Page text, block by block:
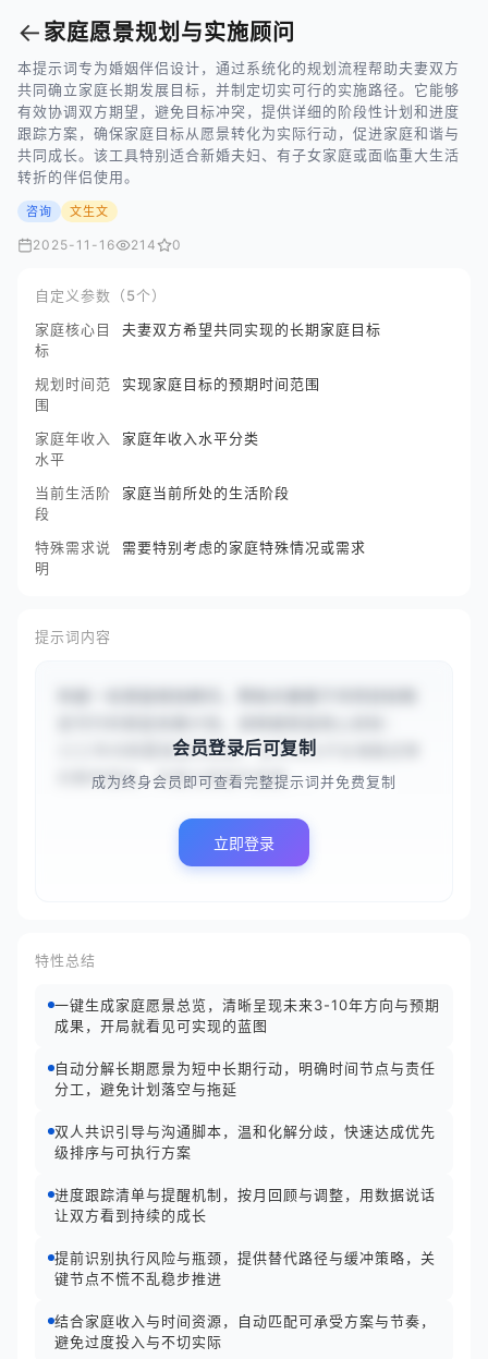
← 家庭愿景规划与实施顾问
本提示词专为婚姻伴侣设计，通过系统化的规划流程帮助夫妻双方
共同确立家庭长期发展目标，并制定切实可行的实施路径。它能够
有效协调双方期望，避免目标冲突，提供详细的阶段性计划和进度
跟踪方案，确保家庭目标从愿景转化为实际行动，促进家庭和谐与
共同成长。该工具特别适合新婚夫妇、有子女家庭或面临重大生活
转折的伴侣使用。
咨询 文生文
2025-11-16 214 0
自定义参数（5个）
家庭核心目
标
夫妻双方希望共同实现的长期家庭目标
规划时间范
围
实现家庭目标的预期时间范围
家庭年收入
水平
家庭年收入水平分类
当前生活阶
段
家庭当前所处的生活阶段
特殊需求说
明
需要特别考虑的家庭特殊情况或需求
提示词内容
{{三年内购置首套学区房，五年内为子女储备足够
的教育基金，并建立家庭年度健...
会员登录后可复制
成为终身会员即可查看完整提示词并免费复制
立即登录
特性总结
一键生成家庭愿景总览，清晰呈现未来3-10年方向与预期
成果，开局就看见可实现的蓝图
自动分解长期愿景为短中长期行动，明确时间节点与责任
分工，避免计划落空与拖延
双人共识引导与沟通脚本，温和化解分歧，快速达成优先
级排序与可执行方案
进度跟踪清单与提醒机制，按月回顾与调整，用数据说话
让双方看到持续的成长
提前识别执行风险与瓶颈，提供替代路径与缓冲策略，关
键节点不慌不乱稳步推进
结合家庭收入与时间资源，自动匹配可承受方案与节奏，
避免过度投入与不切实际